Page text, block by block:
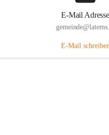
E-Mail Adresse
E-Mail